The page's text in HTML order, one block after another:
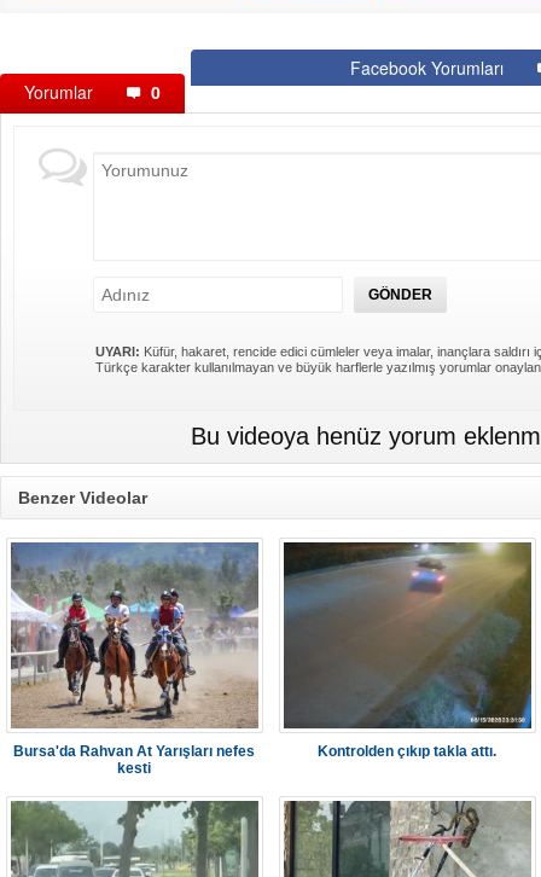
Yorumlar 0
Facebook Yorumları
UYARI: Küfür, hakaret, rencide edici cümleler veya imalar, inançlara saldırı
Türkçe karakter kullanılmayan ve büyük harflerle yazılmış yorumlar
Bu videoya henüz yorum
Benzer Videolar
Bursa'da Rahvan At Yarışları nefes
kesti
Kontrolden çıkıp takla attı.